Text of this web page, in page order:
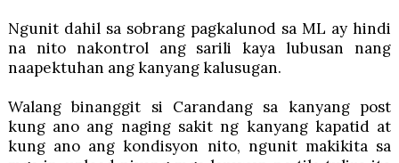
Ngunit dahil sa sobrang pagkalunod sa ML ay hindi
na nito nakontrol ang sarili kaya lubusan nang
naapektuhan ang kanyang kalusugan.
Walang binanggit si Carandang sa kanyang post
kung ano ang naging sakit ng kanyang kapatid at
kung ano ang kondisyon nito, ngunit makikita sa